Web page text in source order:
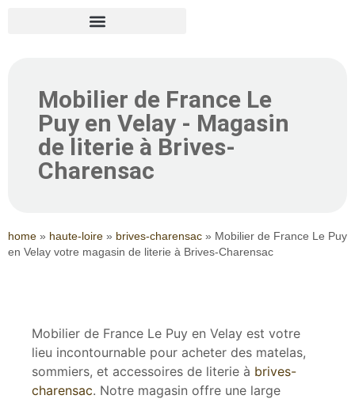
Mobilier de France Le
Puy en Velay - Magasin
de literie à Brives-
Charensac
home » haute-loire » brives-charensac » Mobilier de France Le Puy
en Velay votre magasin de literie à Brives-Charensac
Mobilier de France Le Puy en Velay est votre
lieu incontournable pour acheter des matelas,
sommiers, et accessoires de literie à brives-
charensac. Notre magasin offre une large